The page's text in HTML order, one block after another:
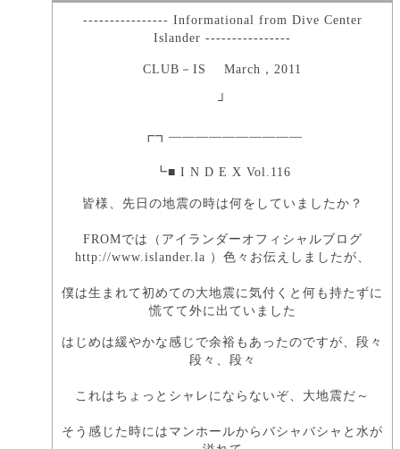
---------------- Informational from Dive Center
Islander ----------------
CLUB－IS March，2011
┘
┏┓――――――――――
┗■ I N D E X Vol.116
皆様、先日の地震の時は何をしていましたか？
FROMでは（アイランダーオフィシャルブログ
http://www.islander.la ）色々お伝えしましたが、
僕は生まれて初めての大地震に気付くと何も持たずに
慌てて外に出ていました
はじめは緩やかな感じで余裕もあったのですが、段々
段々、段々
これはちょっとシャレにならないぞ、大地震だ～
そう感じた時にはマンホールからバシャバシャと水が